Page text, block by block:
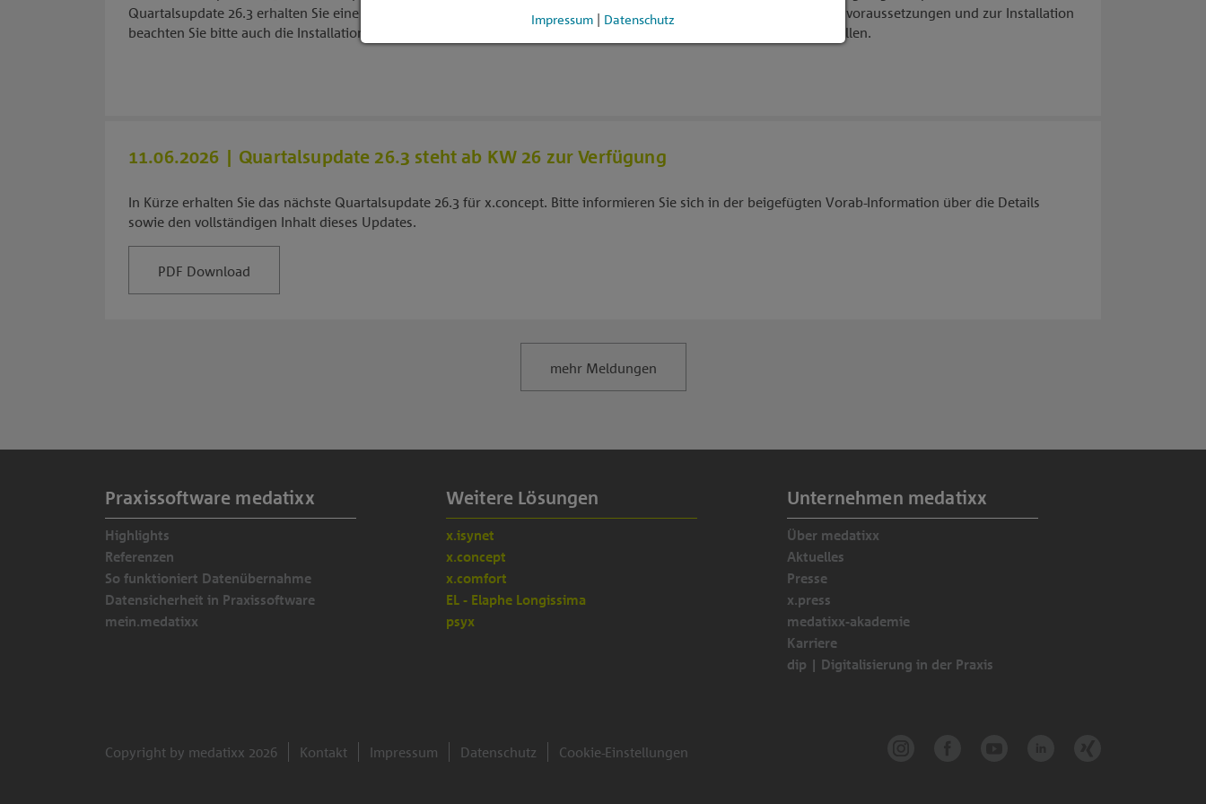
Quartalsupdate 26.3 erhalten Sie eine Übersicht über den Inhalt des Quartalsupdates. Bei Fragen zu den Installationsvoraussetzungen und zur Installation
beachten Sie bitte auch die Installationsanleitung, die wir Ihnen mit dem Quartalsupdate ebenfalls zur Verfügung stellen.
11.06.2026 | Quartalsupdate 26.3 steht ab KW 26 zur Verfügung
In Kürze erhalten Sie das nächste Quartalsupdate 26.3 für x.concept. Bitte informieren Sie sich in der beigefügten Vorab-Information über die Details
sowie den vollständigen Inhalt dieses Updates.
PDF Download
mehr Meldungen
Praxissoftware medatixx
Highlights
Referenzen
So funktioniert Datenübernahme
Datensicherheit in Praxissoftware
mein.medatixx
Weitere Lösungen
x.isynet
x.concept
x.comfort
EL - Elaphe Longissima
psyx
Unternehmen medatixx
Über medatixx
Aktuelles
Presse
x.press
medatixx-akademie
Karriere
dip | Digitalisierung in der Praxis
Copyright by medatixx 2026 Kontakt Impressum Datenschutz Cookie-Einstellungen
Impressum Datenschutz